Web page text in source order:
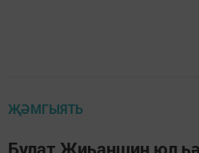
ҖӘМГЫЯТЬ